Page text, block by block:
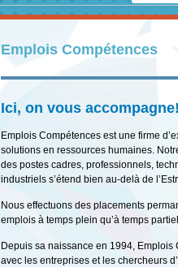
Emplois Compétences
Ici, on vous
Emplois Compétences est une firme
solutions en ressources humaines.
des postes cadres, professionnels,
industriels s’étend bien au-delà de
Nous effectuons des placements
emplois à temps plein qu’à temps
Depuis sa naissance en 1994,
avec les entreprises et les chercheurs